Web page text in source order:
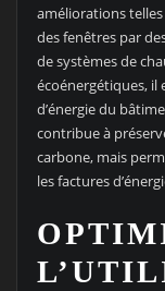
améliorations
des fenêtres par
de systèmes de
écoénergétiques, il
d’énergie du
contribue à
carbone, mais
les factures